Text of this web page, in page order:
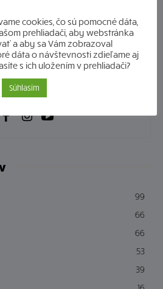
Tím Kumran.sk
99
66
66
53
39
cookies, čo sú pomocné dáta,
prehliadači, aby webstránka
a aby sa Vám zobrazoval
dáta o návštevnosti zdieľame aj
s ich uložením v prehliadači?
Súhlasím